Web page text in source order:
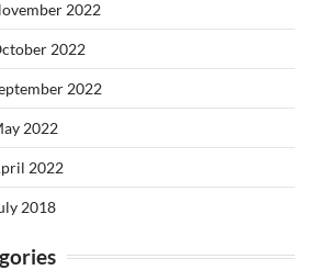
2022
2022
2022
2022
2022
2018